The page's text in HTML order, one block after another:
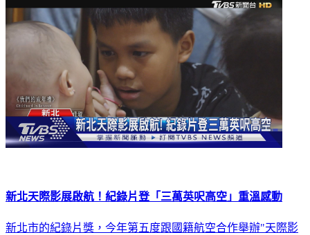
新北天際影展啟航！紀錄片登「三萬英呎高空」重溫感動
新北市的紀錄片獎，今年第五度跟國籍航空合作舉辦"天際影